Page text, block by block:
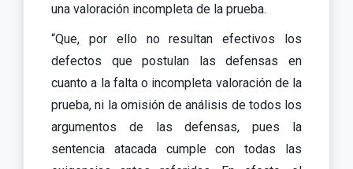
una valoración incompleta de la prueba.
“Que, por ello no resultan efectivos los
defectos que postulan las defensas en
cuanto a la falta o incompleta valoración de la
prueba, ni la omisión de análisis de todos los
argumentos de las defensas, pues la
sentencia atacada cumple con todas las